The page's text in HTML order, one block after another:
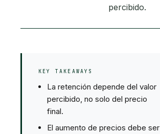
percibido.
KEY TAKEAWAYS
La retención depende del valor
percibido, no solo del precio
final.
El aumento de precios debe ser